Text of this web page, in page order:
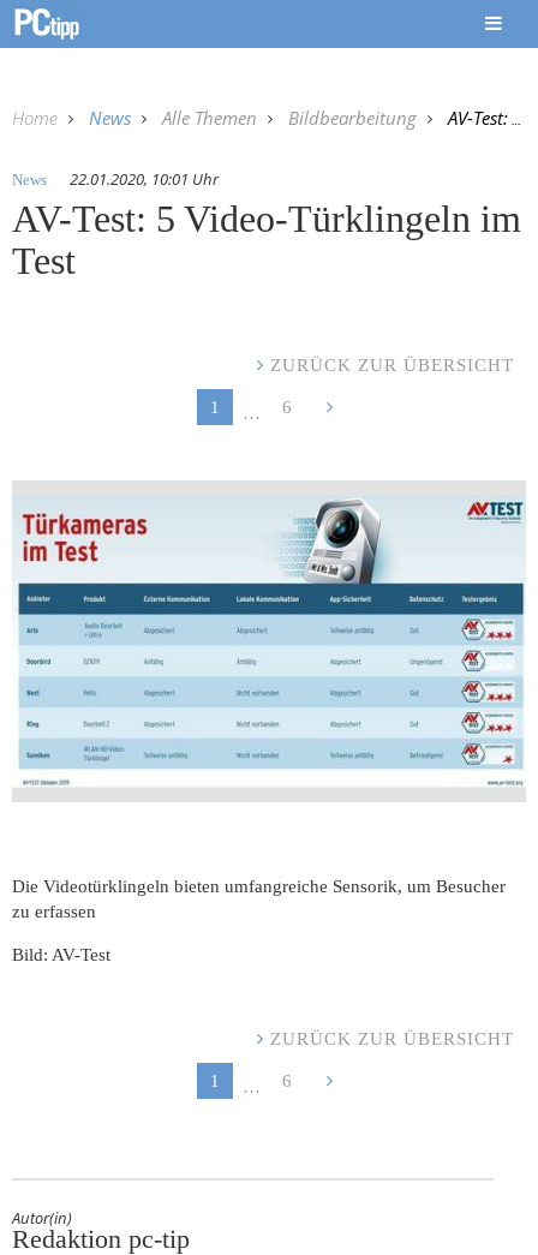
Home News Alle Themen Bildbearbeitung AV-Test: 5 Video-Türklingeln im Test
News 22.01.2020, 10:01 Uhr
AV-Test: 5 Video-Türklingeln im
Test
ZURÜCK ZUR ÜBERSICHT
1 … 6
Die Videotürklingeln bieten umfangreiche Sensorik, um Besucher
zu erfassen
Bild: AV-Test
ZURÜCK ZUR ÜBERSICHT
1 … 6
Autor(in)
Redaktion pc-tip